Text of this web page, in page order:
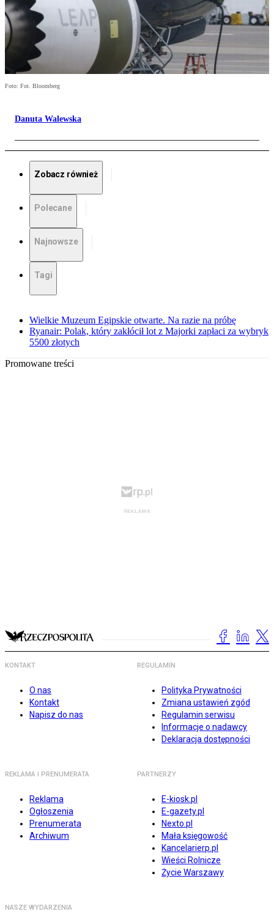
Foto: Fot. Bloomberg
Danuta Walewska
Zobacz również
Polecane
Najnowsze
Tagi
Wielkie Muzeum Egipskie otwarte. Na razie na próbę
Ryanair: Polak, który zakłócił lot z Majorki zapłaci za wybryk
5500 złotych
Promowane treści
KONTAKT
O nas
Kontakt
Napisz do nas
REGULAMIN
Polityka Prywatności
Zmiana ustawień zgód
Regulamin serwisu
Informacje o nadawcy
Deklaracja dostępności
REKLAMA I PRENUMERATA
Reklama
Ogłoszenia
Prenumerata
Archiwum
PARTNERZY
E-kiosk.pl
E-gazety.pl
Nexto.pl
Mała księgowość
Kancelarierp.pl
Wieści Rolnicze
Życie Warszawy
NASZE WYDARZENIA